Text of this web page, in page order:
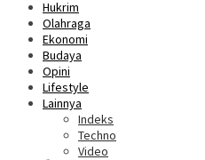
Hukrim
Olahraga
Ekonomi
Budaya
Opini
Lifestyle
Lainnya
Indeks
Techno
Video